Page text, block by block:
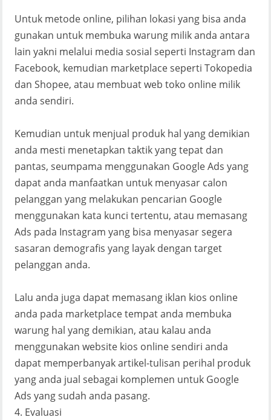
Untuk metode online, pilihan lokasi yang bisa anda
gunakan untuk membuka warung milik anda antara
lain yakni melalui media sosial seperti Instagram dan
Facebook, kemudian marketplace seperti Tokopedia
dan Shopee, atau membuat web toko online milik
anda sendiri.
Kemudian untuk menjual produk hal yang demikian
anda mesti menetapkan taktik yang tepat dan
pantas, seumpama menggunakan Google Ads yang
dapat anda manfaatkan untuk menyasar calon
pelanggan yang melakukan pencarian Google
menggunakan kata kunci tertentu, atau memasang
Ads pada Instagram yang bisa menyasar segera
sasaran demografis yang layak dengan target
pelanggan anda.
Lalu anda juga dapat memasang iklan kios online
anda pada marketplace tempat anda membuka
warung hal yang demikian, atau kalau anda
menggunakan website kios online sendiri anda
dapat memperbanyak artikel-tulisan perihal produk
yang anda jual sebagai komplemen untuk Google
Ads yang sudah anda pasang.
4. Evaluasi